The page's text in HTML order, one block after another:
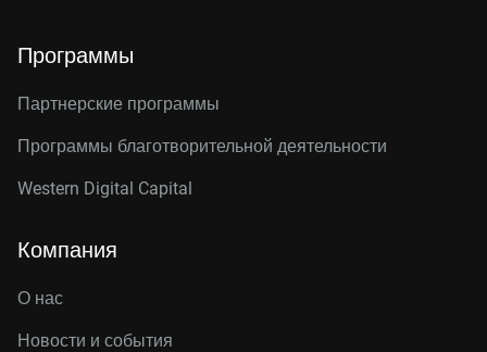
Программы
Партнерские программы
Программы благотворительной деятельности
Western Digital Capital
Компания
О нас
Новости и события